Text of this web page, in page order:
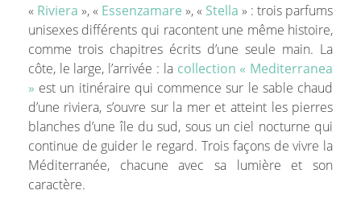
« Riviera », « Essenzamare », « Stella » : trois parfums
unisexes différents qui racontent une même histoire,
comme trois chapitres écrits d’une seule main. La
côte, le large, l’arrivée : la collection « Mediterranea
» est un itinéraire qui commence sur le sable chaud
d’une riviera, s’ouvre sur la mer et atteint les pierres
blanches d’une île du sud, sous un ciel nocturne qui
continue de guider le regard. Trois façons de vivre la
Méditerranée, chacune avec sa lumière et son
caractère.